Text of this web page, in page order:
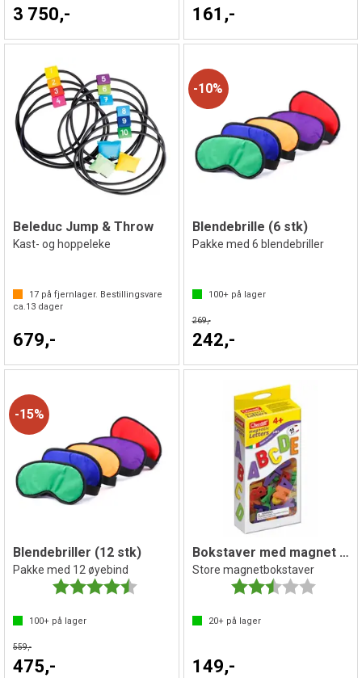
3 750,- 161,-
Beleduc Jump & Throw
Kast- og hoppeleke
17 på fjernlager. Bestillingsvare
ca. 13 dager
679,-
10%
Blendebrille (6 stk)
Pakke med 6 blendebriller
100+på lager
269,-
242,-
15%
Blendebriller (12 stk)
Pakke med 12 øyebind
Karakter:
4.5 av 5 mulige
100+ på lager
559,-
475,-
Bokstaver med magnet | 48 stk
Store magnetbokstaver
Karakter:
20+på lager
149,-